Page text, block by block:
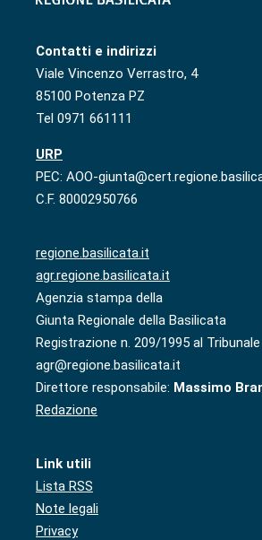
Contatti e indirizzi
Viale Vincenzo Verrastro, 4
85100 Potenza PZ
Tel 0971 661111
URP
PEC: AOO-
C.F. 80002950766
regione.basilicata.it
agr.regione.basilicata.it
Agenzia stampa della
Giunta Regionale della Basilicata
Registrazione n. 209/1995 al
agr@regione.basilicata.it
Direttore responsabile: Massimo
Redazione
Link utili
Lista RSS
Note legali
Privacy